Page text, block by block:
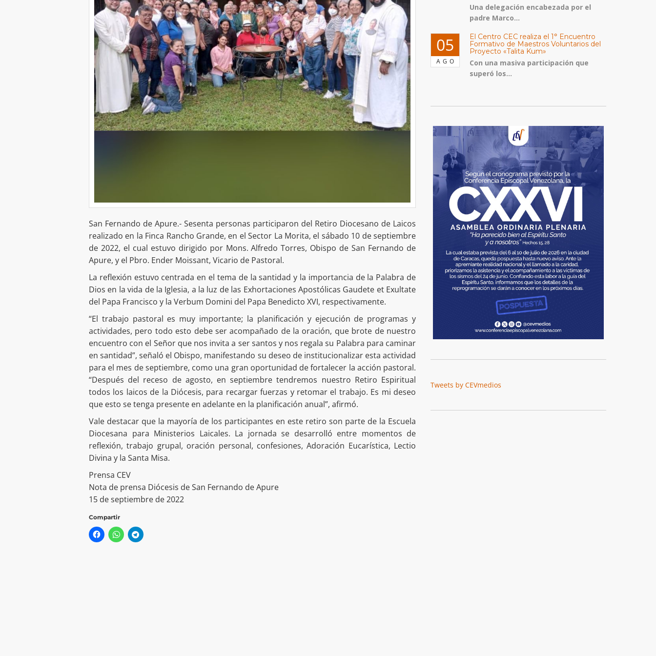
San Fernando de Apure.- Sesenta personas participaron del Retiro Diocesano de Laicos
realizado en la Finca Rancho Grande, en el Sector La Morita, el sábado 10 de septiembre
de 2022, el cual estuvo dirigido por Mons. Alfredo Torres, Obispo de San Fernando de
Apure, y el Pbro. Ender Moissant, Vicario de Pastoral.
La reflexión estuvo centrada en el tema de la santidad y la importancia de la Palabra de
Dios en la vida de la Iglesia, a la luz de las Exhortaciones Apostólicas Gaudete et Exultate
del Papa Francisco y la Verbum Domini del Papa Benedicto XVI, respectivamente.
“El trabajo pastoral es muy importante; la planificación y ejecución de programas y
actividades, pero todo esto debe ser acompañado de la oración, que brote de nuestro
encuentro con el Señor que nos invita a ser santos y nos regala su Palabra para caminar
en santidad”, señaló el Obispo, manifestando su deseo de institucionalizar esta actividad
para el mes de septiembre, como una gran oportunidad de fortalecer la acción pastoral.
“Después del receso de agosto, en septiembre tendremos nuestro Retiro Espiritual
todos los laicos de la Diócesis, para recargar fuerzas y retomar el trabajo. Es mi deseo
que esto se tenga presente en adelante en la planificación anual”, afirmó.
Vale destacar que la mayoría de los participantes en este retiro son parte de la Escuela
Diocesana para Ministerios Laicales. La jornada se desarrolló entre momentos de
reflexión, trabajo grupal, oración personal, confesiones, Adoración Eucarística, Lectio
Divina y la Santa Misa.
Prensa CEV
Nota de prensa Diócesis de San Fernando de Apure
15 de septiembre de 2022
Compartir
Una delegación encabezada por el
padre Marco...
05
AGO
El Centro CEC realiza el 1° Encuentro
Formativo de Maestros Voluntarios del
Proyecto «Talita Kum»
Con una masiva participación que
superó los...
Tweets by CEVmedios